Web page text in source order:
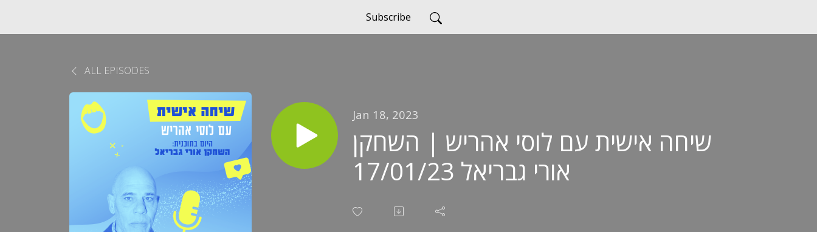
Subscribe
ALL EPISODES
Jan 18, 2023
שיחה אישית עם לוסי אהריש | השחקן
אורי גבריאל 17/01/23